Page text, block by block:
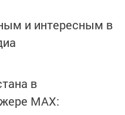
и интересным в
в
MАХ: